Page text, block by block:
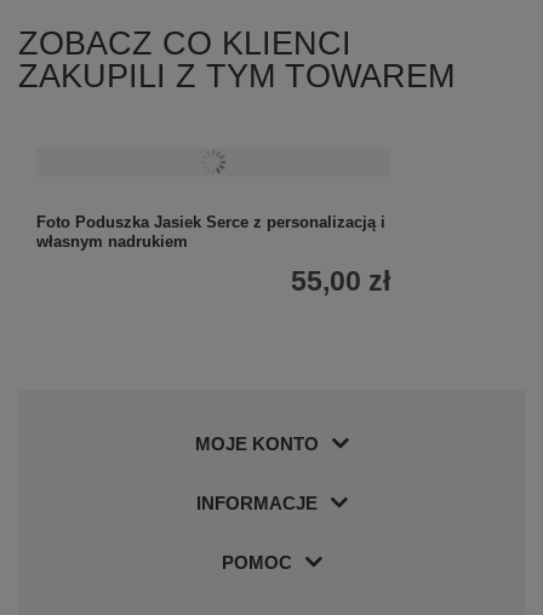
ZOBACZ CO KLIENCI
ZAKUPILI Z TYM TOWAREM
Foto Poduszka Jasiek Serce z personalizacją i
własnym nadrukiem
55,00 zł
MOJE KONTO
INFORMACJE
POMOC